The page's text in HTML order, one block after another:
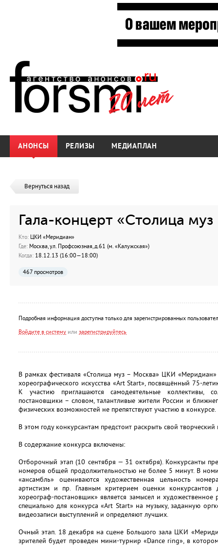
АНОНСЫ РЕЛИЗЫ МЕДИАПЛАН
Вернуться назад
Гала-концерт «Столица
Кто: ЦКИ «Меридиан»
Где: Москва, ул. Профсоюзная, д.61 (м. «Калужская»)
Когда: 18.12.13 (16:00—18:00)
467 просмотров
Подробная информация доступна только для зарегистрированных
Войдите в систему или зарегистрируйтесь
В рамках фестиваля «Столица муз – Москва» ЦКИ
хореографического искусства «Art Start», посвящённый 75-
К участию приглашаются самодеятельные коллективы,
постановщики – словом, талантливые жители России и
физических возможностей не препятствуют участию в конкурсе.
В этом году конкурсантам предстоит раскрыть свой
В содержание конкурса включены:
Отборочный этап (10 сентября — 31 октября). Конкурсанты
номеров общей продолжительностью не более 5 минут. В
«ансамбль» оцениваются художественная цельность
артистизм и пр. Главным критерием оценки
хореограф-постановщик» является замысел и художественное
специально для конкурса «Art Start» на музыку, заданную
видеозаписи выступлений и определяют лучших.
Очный этап. 18 декабря на сцене Большого зала ЦКИ
зрителей будет проведен мини-турнир «Dance ring», в